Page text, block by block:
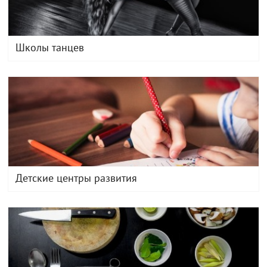
Школы танцев
Детские центры развития